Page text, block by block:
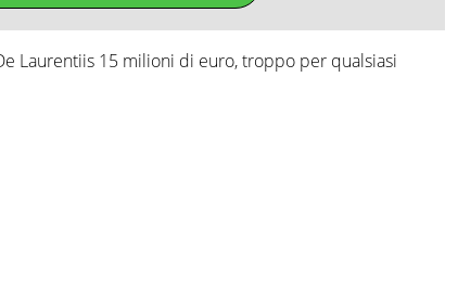
Laurentiis 15 milioni di euro, troppo per qualsiasi